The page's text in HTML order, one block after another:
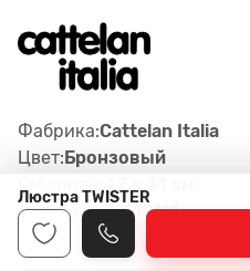
Фабрика:Cattelan Italia
Цвет:Бронзовый
Артикул:S1, GFM11
Люстра TWISTER